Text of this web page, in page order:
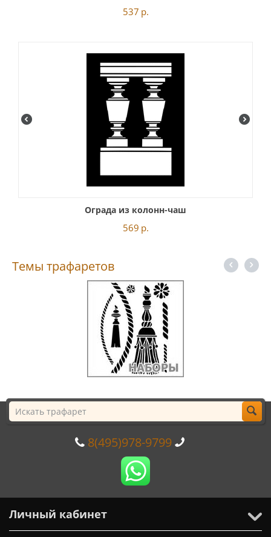
537 р.
Ограда из колонн-чаш
569 р.
Темы трафаретов
8(495)978-9799
Личный кабинет